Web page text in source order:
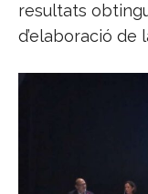
resultats
d’elaboració de